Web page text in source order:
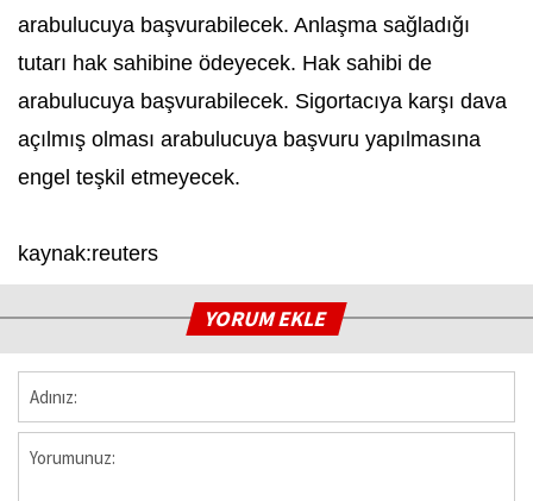
arabulucuya başvurabilecek. Anlaşma sağladığı
tutarı hak sahibine ödeyecek. Hak sahibi de
arabulucuya başvurabilecek. Sigortacıya karşı dava
açılmış olması arabulucuya başvuru yapılmasına
engel teşkil etmeyecek.
kaynak:reuters
YORUM EKLE